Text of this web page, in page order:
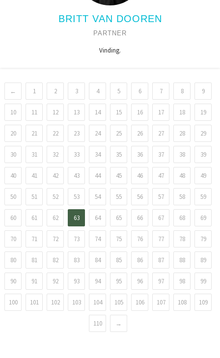
BRITT VAN DOOREN
PARTNER
Vinding.
← 1 2 3 4 5 6 7 8 9
10 11 12 13 14 15 16 17 18 19
20 21 22 23 24 25 26 27 28 29
30 31 32 33 34 35 36 37 38 39
40 41 42 43 44 45 46 47 48 49
50 51 52 53 54 55 56 57 58 59
60 61 62 63 64 65 66 67 68 69
70 71 72 73 74 75 76 77 78 79
80 81 82 83 84 85 86 87 88 89
90 91 92 93 94 95 96 97 98 99
100 101 102 103 104 105 106 107 108 109
110 →